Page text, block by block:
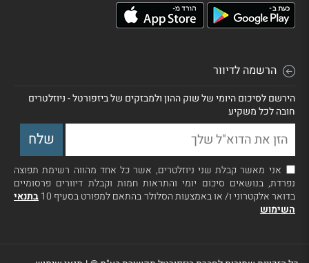
הרשמה לדיוור
הירשם לסיכום היומי של שוק ההון ולמבזקים של ביזפורטל - ניוזלטרים
חובה לכל משקיע
אני מאשר קבלת שני ניוזלטרים, אשר כל אחד מהווה רשימת תפוצה
נפרדת, בנושאים סיכום יומי והתראות חמות וקבלת דיוורים פרסומיים
בדואר אלקטרוני ו/ או באמצעות הסלולר בהתאם למפורט בסעיף 10
בתנאי
השימוש